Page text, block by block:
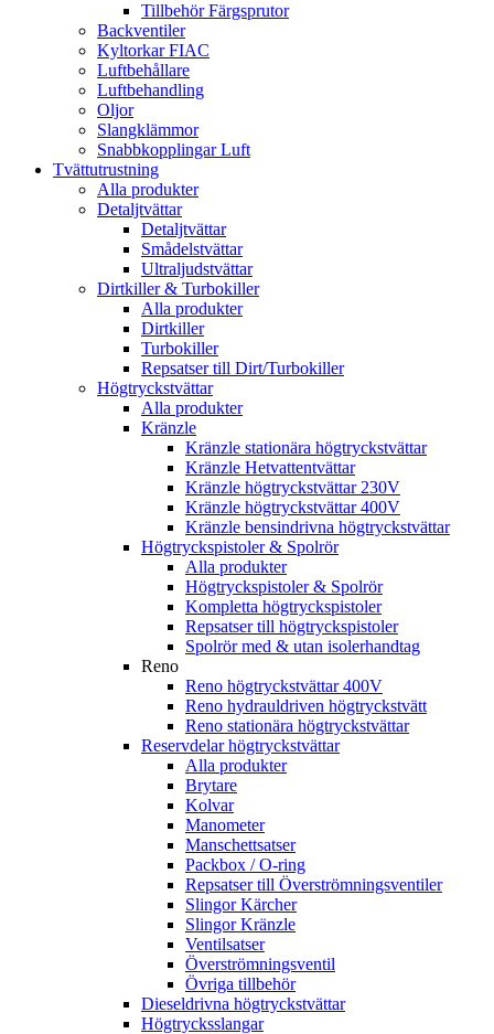
Tillbehör Färgsprutor
Backventiler
Kyltorkar FIAC
Luftbehållare
Luftbehandling
Oljor
Slangklämmor
Snabbkopplingar Luft
Tvättutrustning
Alla produkter
Detaljtvättar
Detaljtvättar
Smådelstvättar
Ultraljudstvättar
Dirtkiller & Turbokiller
Alla produkter
Dirtkiller
Turbokiller
Repsatser till Dirt/Turbokiller
Högtryckstvättar
Alla produkter
Kränzle
Kränzle stationära högtryckstvättar
Kränzle Hetvattentvättar
Kränzle högtryckstvättar 230V
Kränzle högtryckstvättar 400V
Kränzle bensindrivna högtryckstvättar
Högtryckspistoler & Spolrör
Alla produkter
Högtryckspistoler & Spolrör
Kompletta högtryckspistoler
Repsatser till högtryckspistoler
Spolrör med & utan isolerhandtag
Reno
Reno högtryckstvättar 400V
Reno hydrauldriven högtryckstvätt
Reno stationära högtryckstvättar
Reservdelar högtryckstvättar
Alla produkter
Brytare
Kolvar
Manometer
Manschettsatser
Packbox / O-ring
Repsatser till Överströmningsventiler
Slingor Kärcher
Slingor Kränzle
Ventilsatser
Överströmningsventil
Övriga tillbehör
Dieseldrivna högtryckstvättar
Högtrycksslangar